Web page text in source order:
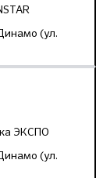
(ул.
ЭКСПО
(ул.